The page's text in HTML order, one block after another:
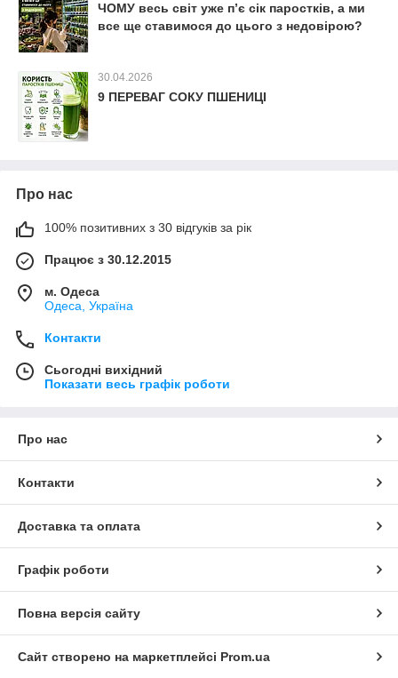
ЧОМУ весь світ уже п’є сік паростків, а ми
все ще ставимося до цього з недовірою?
30.04.2026
9 ПЕРЕВАГ СОКУ ПШЕНИЦІ
Про нас
100% позитивних з 30 відгуків за рік
Працює з 30.12.2015
м. Одеса
Одеса, Україна
Контакти
Сьогодні вихідний
Показати весь графік роботи
Про нас
Контакти
Доставка та оплата
Графік роботи
Повна версія сайту
Сайт створено на маркетплейсі Prom.ua